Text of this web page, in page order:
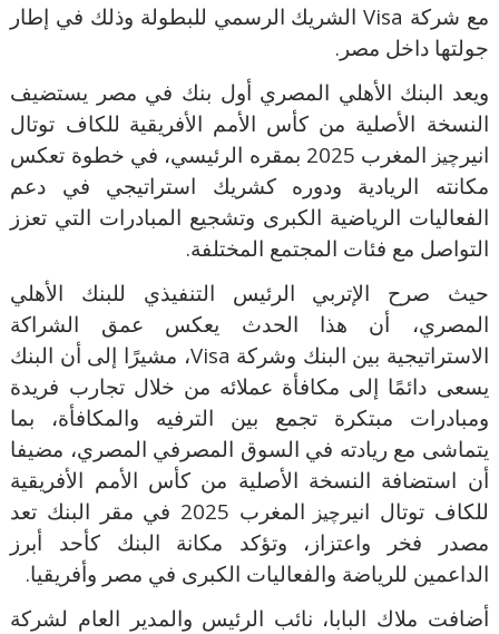
مع شركة Visa الشريك الرسمي للبطولة وذلك في إطار
جولتها داخل مصر.
ويعد البنك الأهلي المصري أول بنك في مصر يستضيف
النسخة الأصلية من كأس الأمم الأفريقية للكاف توتال
انير چيز
المغرب 2025 بمقره الرئيسي، في خطوة تعكس
مكانته الريادية ودوره كشريك استراتيجي في دعم
الفعاليات الرياضية الكبرى وتشجيع المبادرات التي تعزز
التواصل مع فئات المجتمع المختلفة.
حيث صرح الإتربي الرئيس التنفيذي للبنك الأهلي
المصري، أن هذا الحدث يعكس عمق الشراكة
الاستراتيجية بين البنك وشركة Visa، مشيرًا إلى أن البنك
يسعى دائمًا إلى مكافأة عملائه من خلال تجارب فريدة
ومبادرات مبتكرة تجمع بين الترفيه والمكافأة، بما
يتماشى مع ريادته في السوق المصرفي المصري، مضيفا
أن استضافة النسخة الأصلية من كأس الأمم الأفريقية
للكاف توتال انير چيز المغرب 2025 في مقر البنك تعد
مصدر فخر واعتزاز، وتؤكد مكانة البنك كأحد أبرز
الداعمين للرياضة والفعاليات الكبرى في مصر وأفريقيا.
أضافت ملاك البابا، نائب الرئيس والمدير العام لشركة